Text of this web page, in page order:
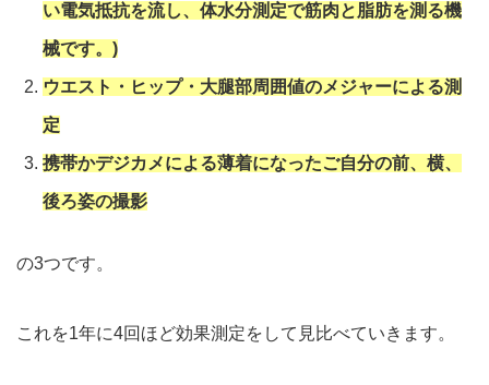
い電気抵抗を流し、体水分測定で筋肉と脂肪を測る機
械です。)
ウエスト・ヒップ・大腿部周囲値のメジャーによる測
定
携帯かデジカメによる薄着になったご自分の前、横、
後ろ姿の撮影
の3つです。
これを1年に4回ほど効果測定をして見比べていきます。